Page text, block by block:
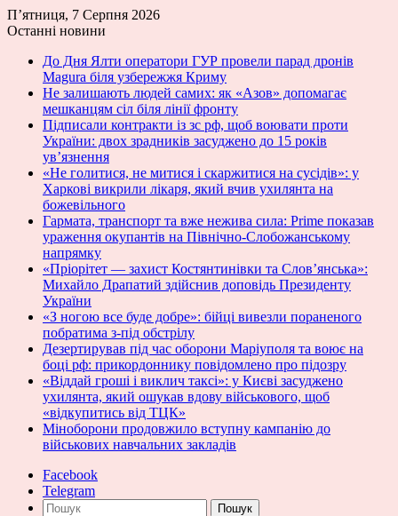
П’ятниця, 7 Серпня 2026
Останні новини
До Дня Ялти оператори ГУР провели парад дронів
Magura біля узбережжя Криму
Не залишають людей самих: як «Азов» допомагає
мешканцям сіл біля лінії фронту
Підписали контракти із зс рф, щоб воювати проти
України: двох зрадників засуджено до 15 років
ув’язнення
«Не голитися, не митися і скаржитися на сусідів»: у
Харкові викрили лікаря, який вчив ухилянта на
божевільного
Гармата, транспорт та вже нежива сила: Prime показав
ураження окупантів на Північно-Слобожанському
напрямку
«Пріорітет — захист Костянтинівки та Слов’янська»:
Михайло Драпатий здійснив доповідь Президенту
України
«З ногою все буде добре»: бійці вивезли пораненого
побратима з-під обстрілу
Дезертирував під час оборони Маріуполя та воює на
боці рф: прикордоннику повідомлено про підозру
«Віддай гроші і виклич таксі»: у Києві засуджено
ухилянта, який ошукав вдову військового, щоб
«відкупитись від ТЦК»
Міноборони продовжило вступну кампанію до
військових навчальних закладів
Facebook
Telegram
Пошук